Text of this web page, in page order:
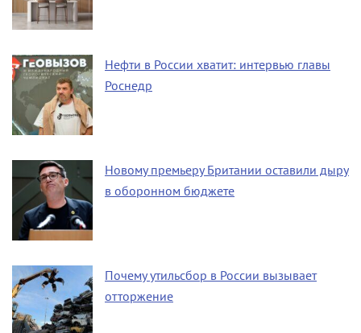
Нефти в России хватит: интервью главы
Роснедр
Новому премьеру Британии оставили дыру
в оборонном бюджете
Почему утильсбор в России вызывает
отторжение